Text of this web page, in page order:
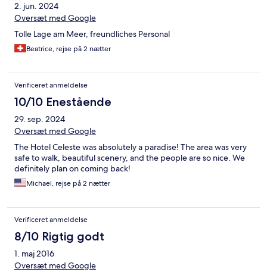
2. jun. 2024
Oversæt med Google
Tolle Lage am Meer, freundliches Personal
Beatrice, rejse på 2 nætter
Verificeret anmeldelse
10/10 Enestående
29. sep. 2024
Oversæt med Google
The Hotel Celeste was absolutely a paradise! The area was very
safe to walk, beautiful scenery, and the people are so nice. We
definitely plan on coming back!
Michael, rejse på 2 nætter
Verificeret anmeldelse
8/10 Rigtig godt
1. maj 2016
Oversæt med Google